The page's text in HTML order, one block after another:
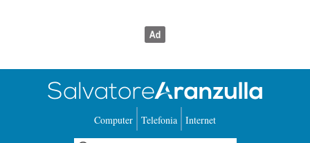
Computer Telefonia Internet